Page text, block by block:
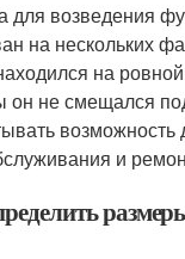
для возведения
на нескольких
на
он не смещался
возможность
и